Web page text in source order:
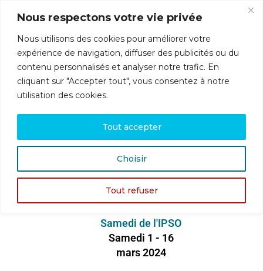
Nous respectons votre vie privée
Nous utilisons des cookies pour améliorer votre
expérience de navigation, diffuser des publicités ou du
contenu personnalisés et analyser notre trafic. En
cliquant sur "Accepter tout", vous consentez à notre
utilisation des cookies.
Choisir
Tout refuser
Tout accepter
QUESTIONNAIRE DE SATISFACTION —
Introduction à la psychosomatique — Samedi 1-
ANNÉE 2023-2024
Introduction à la
Psychosomatique
Samedi de l'IPSO
Samedi 1 - 16
mars 2024